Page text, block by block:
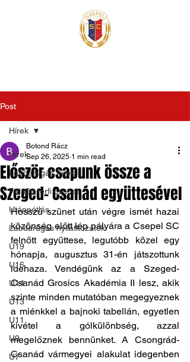
Post
Hírek
Labdarúgás hírek
Felnőtt férfi csapat
Utánpótlás
Labdarúgás nyilatkozatok
U19
U16
U14
U13
U11
U9
U7
Hírek
Először csapunk össze a
Szeged- Csanád együttesével
Botond Rácz
Sep 26, 2025 1 min read
Hosszú szünet után végre ismét hazai
közönség előtt lép pályára a Csepel SC
felnőtt együttese, legutóbb közel egy
hónapja, augusztus 31-én játszottunk
idehaza. Vendégünk az a Szeged-
Csanád Grosics Akadémia II lesz, akik
szinte minden mutatóban megegyeznek
a miénkkel a bajnoki tabellán, egyetlen
kivétel a gólkülönbség, azzal
megelőznek bennünket. A Csongrád-
Csanád vármegyei alakulat idegenben